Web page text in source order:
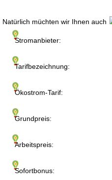
Stromanbieter:
Tarifbezeichnung:
Ökostrom-Tarif:
Grundpreis:
Arbeitspreis:
Sofortbonus:
Natürlich müchten wir Ihnen auch